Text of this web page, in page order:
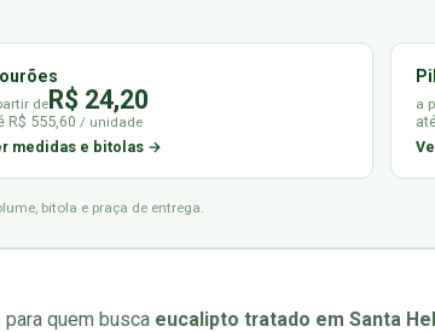
deR$ 24,20
R$ 555,60 / unidade
medidas e bitolas →
a
bitola e praça de entrega.
quem busca eucalipto tratado em Santa